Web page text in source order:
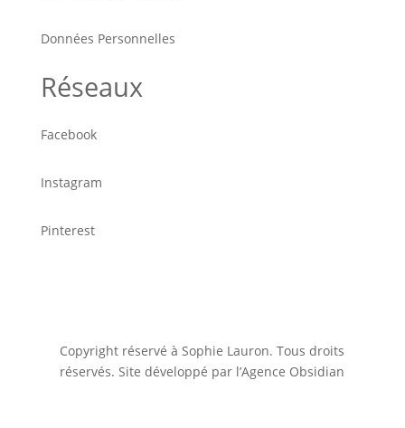
Données Personnelles
Réseaux
Facebook
Instagram
Pinterest
Copyright réservé à Sophie Lauron. Tous droits
réservés. Site développé par l’Agence Obsidian